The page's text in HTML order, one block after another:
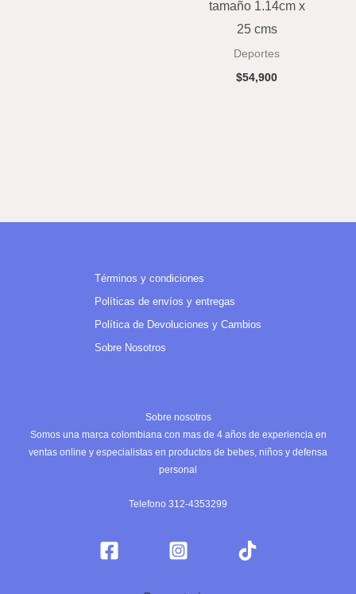
tamaño 1.14cm x
25 cms
Deportes
$54,900
Términos y condiciones
Políticas de envíos y entregas
Política de Devoluciones y Cambios
Sobre Nosotros
Sobre nosotros
Somos una marca colombiana con mas de 4 años de experiencia en
ventas online y especialistas en productos de bebes, niños y defensa
personal
Telefono 312-4353299